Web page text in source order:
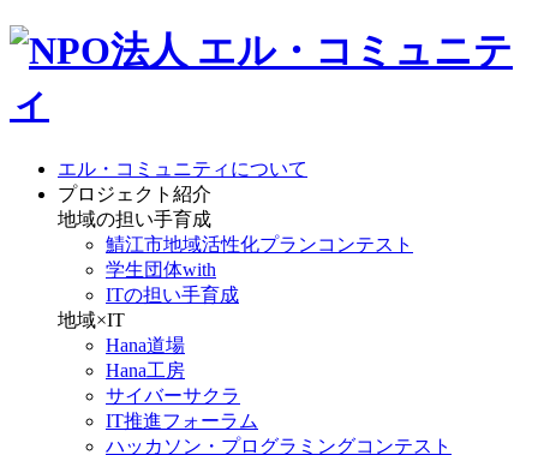
エル・コミュニティについて
プロジェクト紹介
地域の担い手育成
鯖江市地域活性化プランコンテスト
学生団体with
ITの担い手育成
地域×IT
Hana道場
Hana工房
サイバーサクラ
IT推進フォーラム
ハッカソン・プログラミングコンテスト